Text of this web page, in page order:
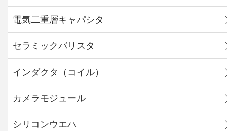
電気二重層キャパシタ
セラミックバリスタ
インダクタ（コイル）
カメラモジュール
シリコンウエハ